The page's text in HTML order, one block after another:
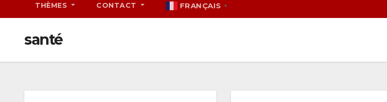
THÈMES CONTACT FRANÇAIS ▼
santé